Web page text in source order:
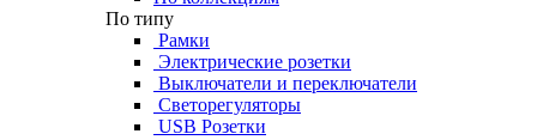
По типу
Рамки
Электрические розетки
Выключатели и переключатели
Светорегуляторы
USB Розетки